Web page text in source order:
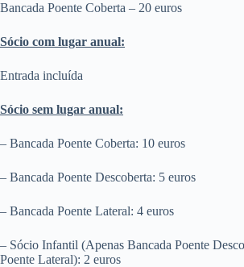
Bancada Poente Coberta – 20 euros
Sócio com lugar anual:
Entrada incluída
Sócio sem lugar anual:
– Bancada Poente Coberta: 10 euros
– Bancada Poente Descoberta: 5 euros
– Bancada Poente Lateral: 4 euros
– Sócio Infantil (Apenas Bancada Poente
Poente Lateral): 2 euros